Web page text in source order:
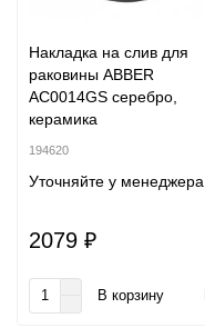
Накладка на слив для
раковины ABBER
AC0014GS серебро,
керамика
194620
Уточняйте у менеджера
2079 ₽
В корзину